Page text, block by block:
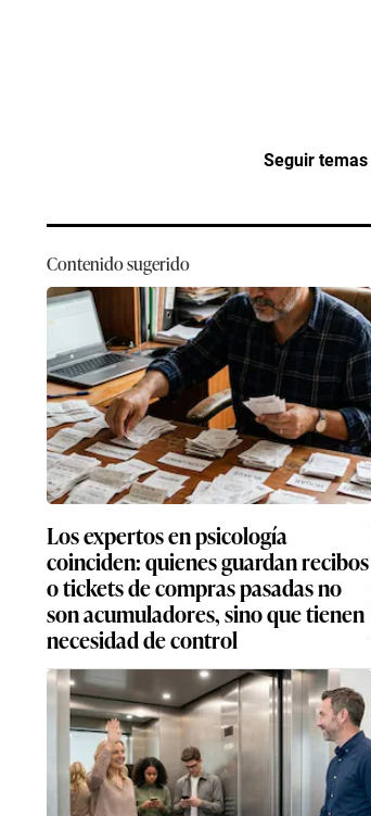
Seguir temas
Contenido sugerido
Los expertos en psicología
coinciden: quienes guardan recibos
o tickets de compras pasadas no
son acumuladores, sino que tienen
necesidad de control